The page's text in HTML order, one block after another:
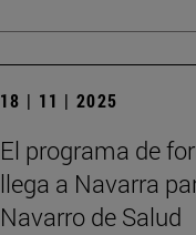
18 | 11 | 2025
El programa de
llega a Navarra
Navarro de Salud